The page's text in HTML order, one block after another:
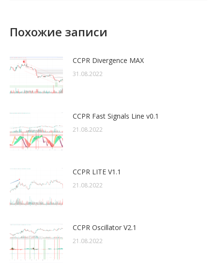
Похожие записи
CCPR Divergence MAX
31.08.2022
CCPR Fast Signals Line v0.1
21.08.2022
CCPR LITE V1.1
21.08.2022
CCPR Oscillator V2.1
21.08.2022